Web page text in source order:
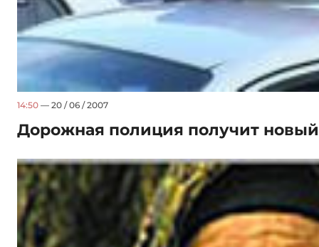
14:50 — 20 / 06 / 2007
Дорожная полиция получит